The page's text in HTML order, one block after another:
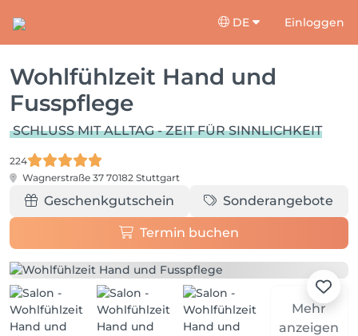
DE Einloggen
Wohlfühlzeit Hand und
Fusspflege
SCHLUSS MIT ALLTAG - ZEIT FÜR SINNLICHKEIT
224
Wagnerstraße 37 70182 Stuttgart
Geschenkgutschein Sonderangebote
Termin buchen
Mehr
anzeigen